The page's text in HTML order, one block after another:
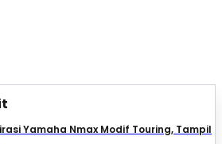
Yamaha Nmax Modif Touring, Tampil